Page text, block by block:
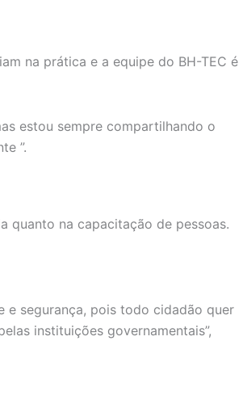
na prática e a equipe do BH-TEC é
estou sempre compartilhando o
”.
quanto na capacitação de pessoas.
e segurança, pois todo cidadão quer
instituições governamentais”,